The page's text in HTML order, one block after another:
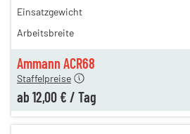
Ammann ACR68
40,00 €
21,00 €
Staffelpreise
ab 12,00 € / Tag
Einsatzgewicht
Arbeitsbreite